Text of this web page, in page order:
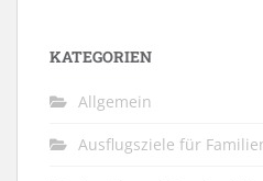
KATEGORIEN
Allgemein
Ausflugsziele für